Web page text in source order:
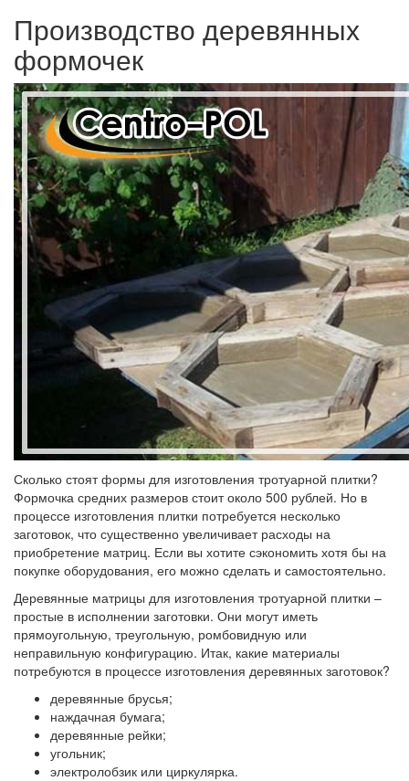
Производство деревянных
формочек
Сколько стоят формы для изготовления тротуарной плитки?
Формочка средних размеров стоит около 500 рублей. Но в
процессе изготовления плитки потребуется несколько
заготовок, что существенно увеличивает расходы на
приобретение матриц. Если вы хотите сэкономить хотя бы на
покупке оборудования, его можно сделать и самостоятельно.
Деревянные матрицы для изготовления тротуарной плитки –
простые в исполнении заготовки. Они могут иметь
прямоугольную, треугольную, ромбовидную или
неправильную конфигурацию. Итак, какие материалы
потребуются в процессе изготовления деревянных заготовок?
деревянные брусья;
наждачная бумага;
деревянные рейки;
угольник;
электролобзик или циркулярка.